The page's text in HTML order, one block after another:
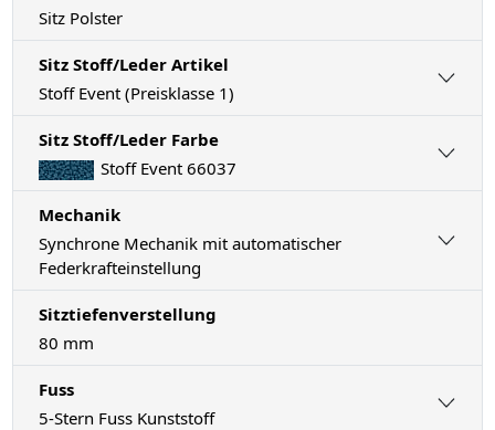
Sitz Polster
Sitz Stoff/Leder Artikel
Stoff Event (Preisklasse 1)
Sitz Stoff/Leder Farbe
Stoff Event 66037
Mechanik
Synchrone Mechanik mit automatischer
Federkrafteinstellung
Sitztiefenverstellung
80 mm
Fuss
5-Stern Fuss Kunststoff